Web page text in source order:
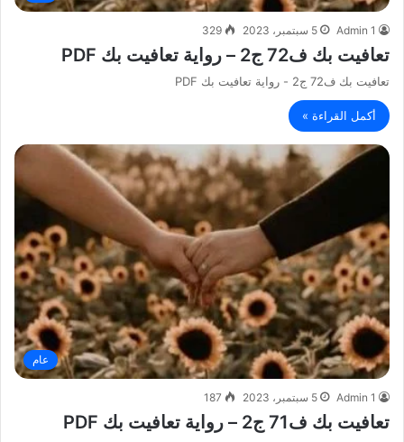
Admin 1 5 سبتمبر، 2023 329
تعافيت بك ف72 ج2 – رواية تعافيت بك PDF
تعافيت بك ف72 ج2 - رواية تعافيت بك PDF
أكمل القراءة »
عام
Admin 1 5 سبتمبر، 2023 187
تعافيت بك ف71 ج2 – رواية تعافيت بك PDF